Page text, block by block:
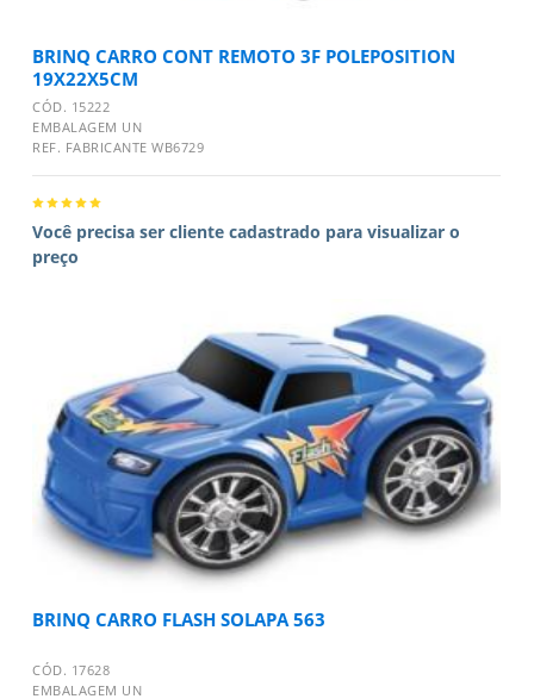
BRINQ CARRO CONT REMOTO 3F POLEPOSITION
19X22X5CM
CÓD. 15222
EMBALAGEM UN
REF. FABRICANTE WB6729
Você precisa ser cliente cadastrado para visualizar o
preço
BRINQ CARRO FLASH SOLAPA 563
CÓD. 17628
EMBALAGEM UN